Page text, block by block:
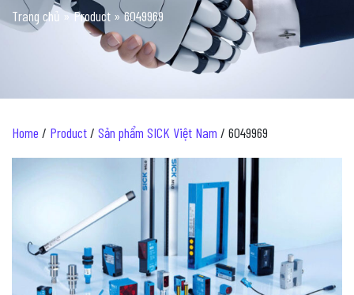
Trang chủ »Product »6049969
Home / Product/ Sản phẩm SICK Việt Nam / 6049969